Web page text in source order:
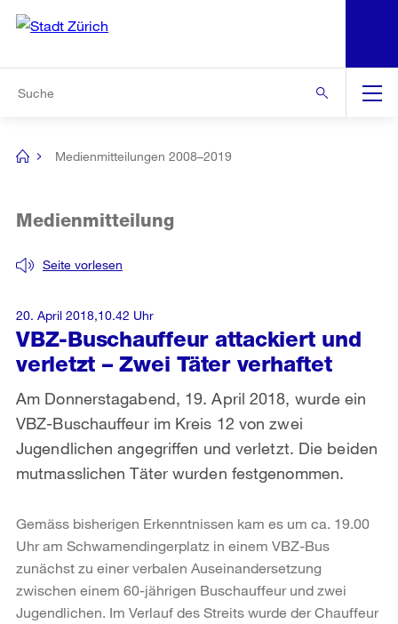
Navigation
[no
Medienmitteilungen 2008–2019
VBZ-Buschauffeur attackiert und
verletzt – Zwei Täter verhaftet
Seite vorlesen
Medienmitteilung
Am Donnerstagabend, 19. April 2018, wurde ein
VBZ-Buschauffeur im Kreis 12 von zwei
Jugendlichen angegriffen und verletzt. Die beiden
mutmasslichen Täter wurden festgenommen.
20. April 2018,10.42 Uhr
Gemäss bisherigen Erkenntnissen kam es um ca. 19.00
Uhr am Schwamendingerplatz in einem VBZ-Bus
zunächst zu einer verbalen Auseinandersetzung
zwischen einem 60-jährigen Buschauffeur und zwei
Jugendlichen. Im Verlauf des Streits wurde der Chauffeur